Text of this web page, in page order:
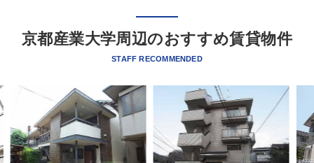
京都産業大学周辺のおすすめ賃貸物件
STAFF RECOMMENDED